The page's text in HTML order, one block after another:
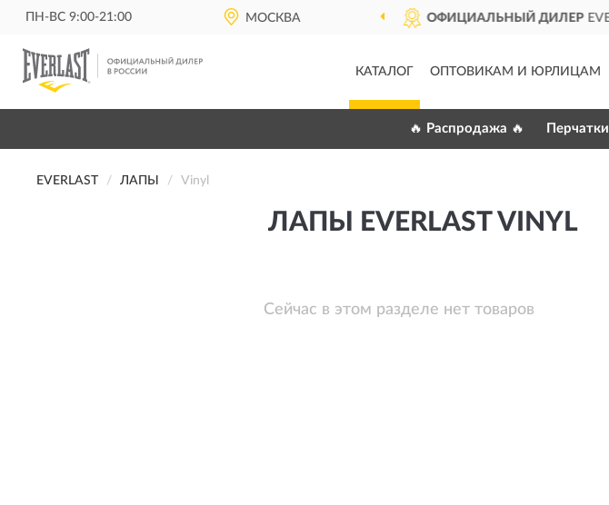
ПН-ВС 9:00-21:00 МОСКВА ОФИЦИАЛЬНЫЙ ДИЛЕР EVERLAST В РОССИИ
КАТАЛОГ ОПТОВИКАМ И ЮРЛИЦАМ
🔥 Распродажа 🔥 Перчатки
EVERLAST ЛАПЫ Vinyl
ЛАПЫ EVERLAST VINYL
Сейчас в этом разделе нет товаров